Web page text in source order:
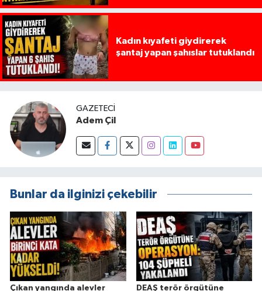
Kadın kıyafeti giydirerek
şantaj yapan şahıslar tutuklandı
GAZETECI
Adem Çil
Bunlar da ilginizi çekebilir
Çıkan yangında alevler DEAŞ terör örgütüne